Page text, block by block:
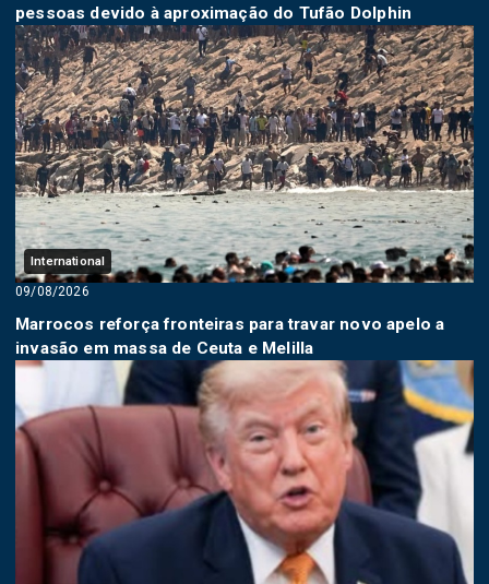
pessoas devido à aproximação do Tufão Dolphin
International
09/08/2026
Marrocos reforça fronteiras para travar novo apelo a
invasão em massa de Ceuta e Melilla